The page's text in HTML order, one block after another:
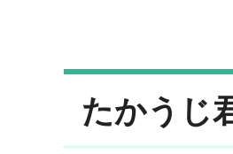
たかうじ